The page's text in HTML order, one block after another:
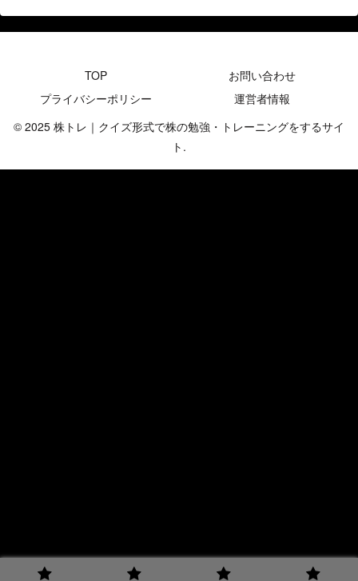
TOP
お問い合わせ
プライバシーポリシー
運営者情報
© 2025 株トレ｜クイズ形式で株の勉強・トレーニングをするサイ
ト.